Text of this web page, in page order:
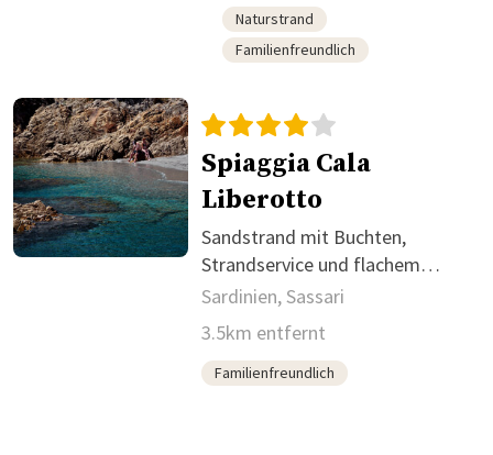
Naturstrand
Familienfreundlich
Spiaggia Cala
Liberotto
Sandstrand mit Buchten,
Strandservice und flachem
Einstieg
Sardinien, Sassari
3.5km entfernt
Familienfreundlich